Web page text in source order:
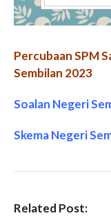
Percubaan SPM
Sembilan 2023
Soalan Negeri
Skema Negeri
Related Post: